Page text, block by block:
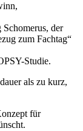
der
zum Fachtag“
Studie.
als zu kurz,
für